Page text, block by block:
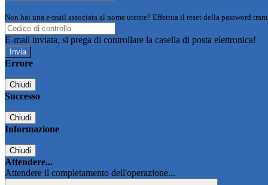
Non hai una e-mail associata al nome utente? Effettua il reset della password
E-mail inviata, si prega di controllare la casella di posta elettronica!
Errore
Chiudi
Successo
Chiudi
Informazione
Chiudi
Attendere...
Attendere il completamento dell'operazione...